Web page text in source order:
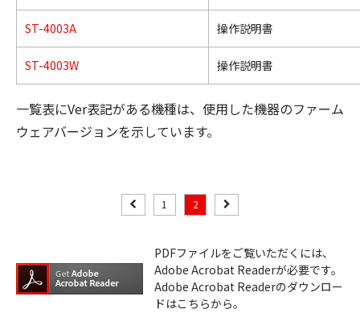
ST-4003A 操作説明書
ST-4003W 操作説明書
一覧表にVer表記がある機種は、使用した機器のファーム
ウェアバージョンを示しています。
1 2
PDFファイルをご覧いただくには、
Adobe Acrobat Readerが必要です。
Adobe Acrobat Readerのダウンロー
ドはこちらから。